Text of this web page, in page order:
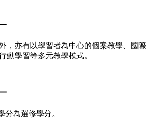
，亦有以學習者為中心的個案教學、國際
動學習等多元教學模式。
分為選修學分。